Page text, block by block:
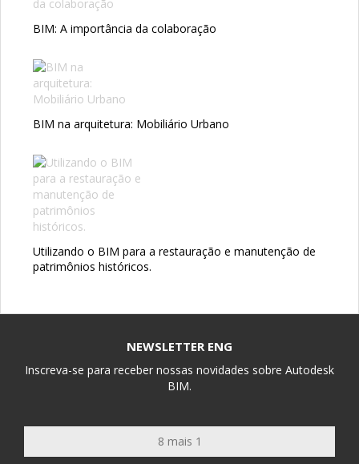
BIM: A importância da colaboração
BIM na arquitetura: Mobiliário Urbano
Utilizando o BIM para a restauração e manutenção de
patrimônios históricos.
NEWSLETTER ENG
Inscreva-se para receber nossas novidades sobre Autodesk
BIM.